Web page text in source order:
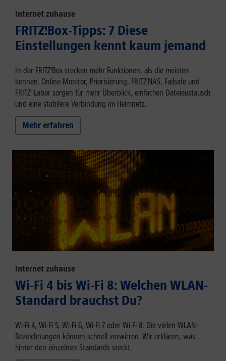
Internet zuhause
FRITZ!Box-Tipps: 7 Diese
Einstellungen kennt kaum jemand
In der FRITZ!Box stecken mehr Funktionen, als die meisten
kennen. Online-Monitor, Priorisierung, FRITZ!NAS, Failsafe und
FRITZ! Labor sorgen für mehr Überblick, einfachen Dateiaustausch
und eine stabilere Verbindung im Heimnetz.
Mehr erfahren
Internet zuhause
Wi-Fi 4 bis Wi-Fi 8: Welchen WLAN-
Standard brauchst Du?
Wi-Fi 4, Wi-Fi 5, Wi-Fi 6, Wi-Fi 7 oder Wi-Fi 8: Die vielen WLAN-
Bezeichnungen können schnell verwirren. Wir erklären, was
hinter den einzelnen Standards steckt.